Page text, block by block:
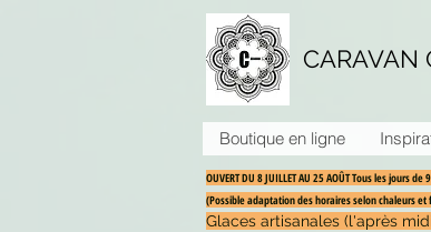
CARAVAN
Boutique en ligne
OUVERT DU 8 JUILLET AU 25 AOÛT Tous les jours
(Possible adaptation des horaires selon chaleurs
Glaces artisanales (l'après